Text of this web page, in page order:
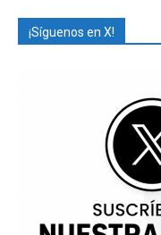
¡Síguenos en X!